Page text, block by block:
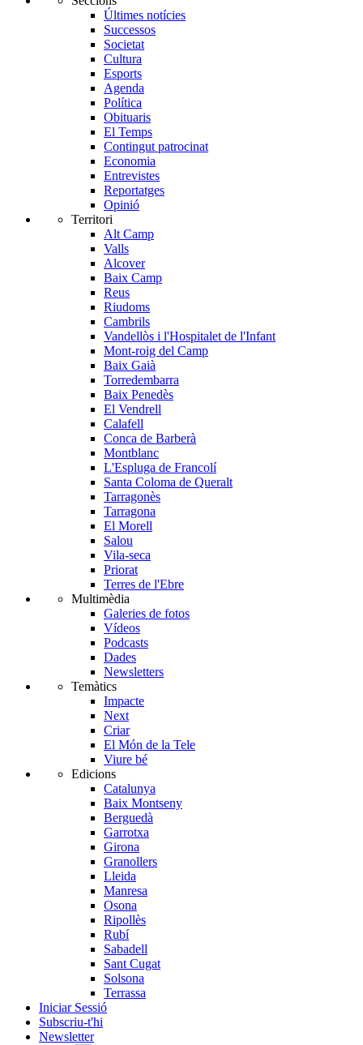
Últimes notícies
Successos
Societat
Cultura
Esports
Agenda
Política
Obituaris
El Temps
Contingut patrocinat
Economia
Entrevistes
Reportatges
Opinió
Territori
Alt Camp
Valls
Alcover
Baix Camp
Reus
Riudoms
Cambrils
Vandellòs i l'Hospitalet de l'Infant
Mont-roig del Camp
Baix Gaià
Torredembarra
Baix Penedès
El Vendrell
Calafell
Conca de Barberà
Montblanc
L'Espluga de Francolí
Santa Coloma de Queralt
Tarragonès
Tarragona
El Morell
Salou
Vila-seca
Priorat
Terres de l'Ebre
Multimèdia
Galeries de fotos
Vídeos
Podcasts
Dades
Newsletters
Temàtics
Impacte
Next
Criar
El Món de la Tele
Viure bé
Edicions
Catalunya
Baix Montseny
Berguedà
Garrotxa
Girona
Granollers
Lleida
Manresa
Osona
Ripollès
Rubí
Sabadell
Sant Cugat
Solsona
Terrassa
Iniciar Sessió
Subscriu-t'hi
Newsletter